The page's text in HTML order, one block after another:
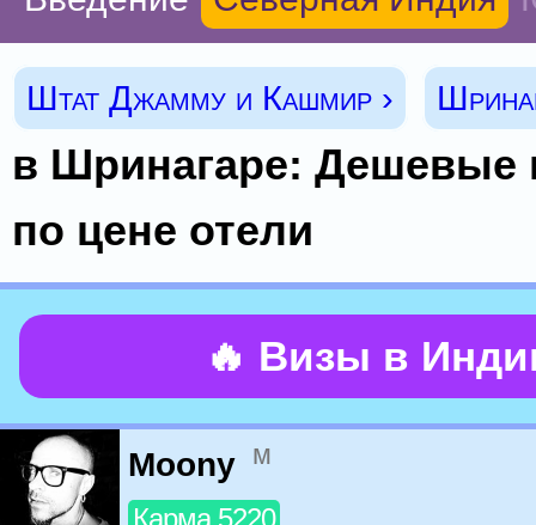
Штат Джамму и Кашмир ›
в Шринагаре: Дешевые
по цене отели
🔥 Визы в
Moony м